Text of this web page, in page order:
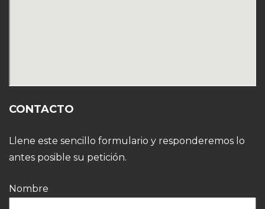
CONTACTO
Llene este sencillo formulario y responderemos lo
antes posible su petición.
Nombre